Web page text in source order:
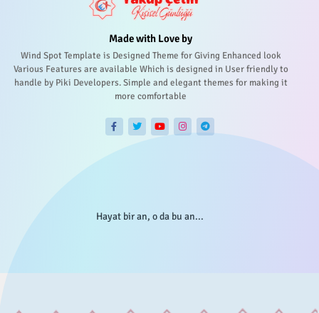
Made with Love by
Wind Spot Template is Designed Theme for Giving Enhanced look
Various Features are available Which is designed in User friendly to
handle by Piki Developers. Simple and elegant themes for making it
more comfortable
Hayat bir an, o da bu an...